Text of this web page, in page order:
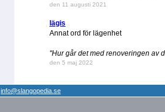
den 11 augusti 2021
lägis
Annat ord för lägenhet
"Hur går det med renoveringen av
den 5 maj 2022
info@slangopedia.se